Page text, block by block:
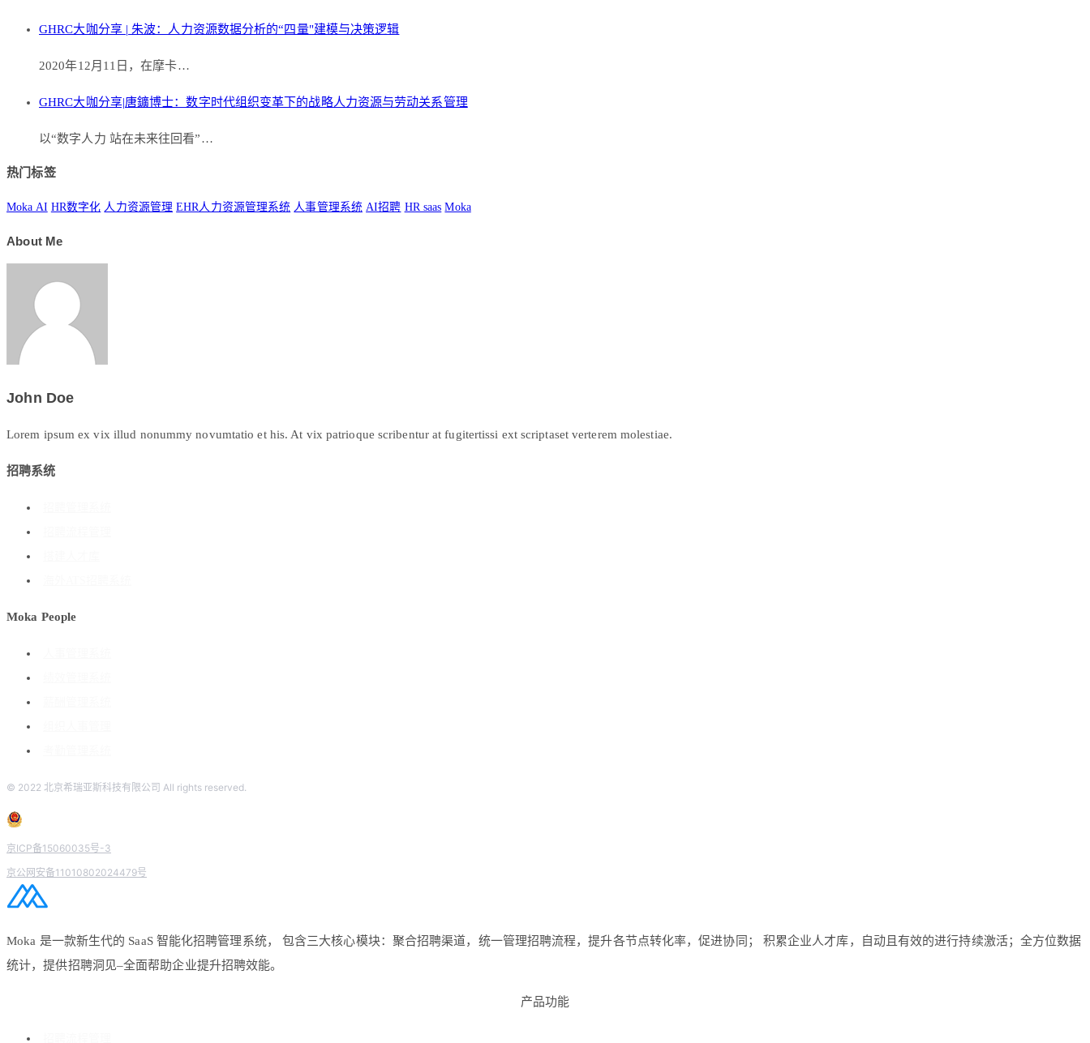
GHRC大咖分享 | 朱波：人力资源数据分析的“四量"建模与决策逻辑
2020年12月11日，在摩卡…
GHRC大咖分享|唐鑛博士：数字时代组织变革下的战略人力资源与劳动关系管理
以“数字人力 站在未来往回看”…
热门标签
Moka AI HR数字化 人力资源管理 EHR人力资源管理系统 人事管理系统 AI招聘 HR saas Moka
About Me
John Doe
Lorem ipsum ex vix illud nonummy novumtatio et his. At vix patrioque scribentur at fugitertissi ext scriptaset verterem molestiae.
招聘系统
Moka People
© 2022 北京希瑞亚斯科技有限公司 All rights reserved.
京ICP备15060035号-3
京公网安备11010802024479号
Moka 是一款新生代的 SaaS 智能化招聘管理系统， 包含三大核心模块：聚合招聘渠道，统一管理招聘流程，提升各节点转化率，促进协同； 积累企业人才库，自动且有效的进行持续激活；全方位数据
统计，提供招聘洞见–全面帮助企业提升招聘效能。
产品功能